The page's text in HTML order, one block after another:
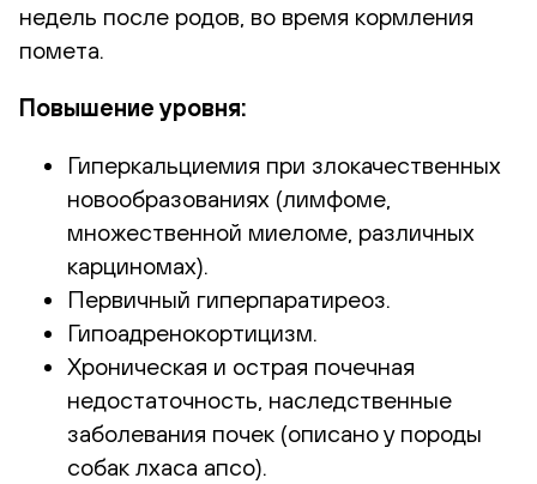
недель после родов, во время кормления
помета.
Повышение уровня:
Гиперкальциемия при злокачественных
новообразованиях (лимфоме,
множественной миеломе, различных
карциномах).
Первичный гиперпаратиреоз.
Гипоадренокортицизм.
Хроническая и острая почечная
недостаточность, наследственные
заболевания почек (описано у породы
собак лхаса апсо).